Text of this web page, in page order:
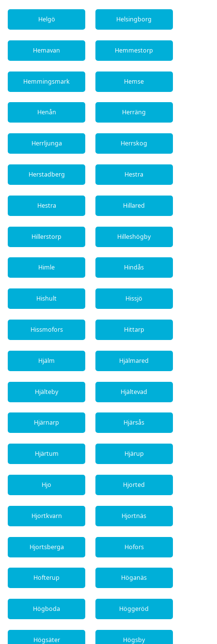
Helgö Helsingborg
Hemavan Hemmestorp
Hemmingsmark Hemse
Henån Herräng
Herrljunga Herrskog
Herstadberg Hestra
Hestra Hillared
Hillerstorp Hilleshögby
Himle Hindås
Hishult Hissjö
Hissmofors Hittarp
Hjälm Hjälmared
Hjälteby Hjältevad
Hjärnarp Hjärsås
Hjärtum Hjärup
Hjo Hjorted
Hjortkvarn Hjortnäs
Hjortsberga Hofors
Hofterup Höganäs
Högboda Höggeröd
Högsäter Högsby